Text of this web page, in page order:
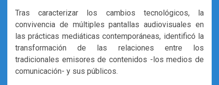
Tras caracterizar los cambios tecnológicos, la
convivencia de múltiples pantallas audiovisuales en
las prácticas mediáticas contemporáneas, identificó la
transformación de las relaciones entre los
tradicionales emisores de contenidos -los medios de
comunicación- y sus públicos.